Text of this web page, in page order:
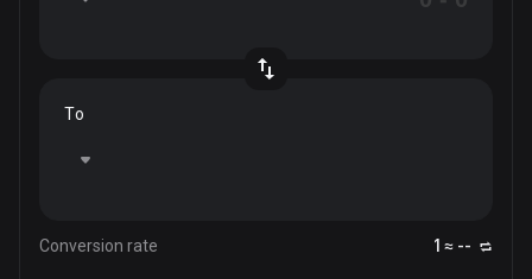
To
Conversion rate 1 ≈ --